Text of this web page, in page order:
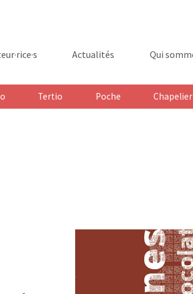
Actualités Qui
Tertio Poche